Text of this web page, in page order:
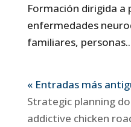
Formación dirigida a
enfermedades
familiares,
« Entradas más
Strategic planning
addictive chicken